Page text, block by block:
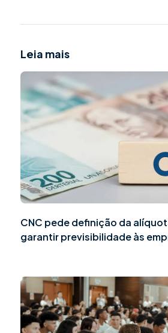
Leia mais
CNC pede definição da
garantir previsibilidade às